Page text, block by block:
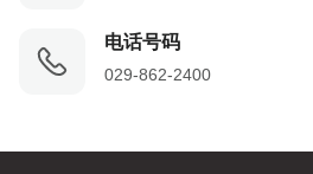
电话号码
029-862-2400